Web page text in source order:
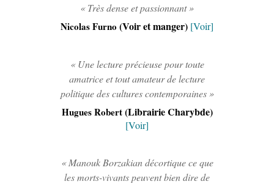
« Très dense et passionnant »
Nicolas Furno (Voir et manger) [Voir]
« Une lecture précieuse pour toute
amatrice et tout amateur de lecture
politique des cultures contemporaines »
Hugues Robert(Librairie Charybde)
[Voir]
« Manouk Borzakian décortique ce que
les morts-vivants peuvent bien dire de